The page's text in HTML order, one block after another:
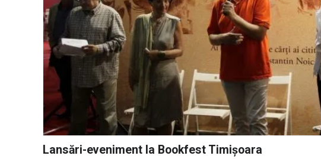
Lansări-eveniment la Bookfest Timişoara